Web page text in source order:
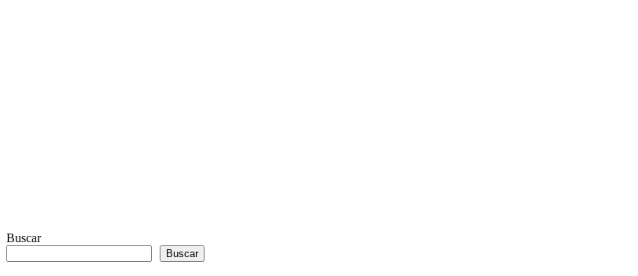
Buscar
Buscar